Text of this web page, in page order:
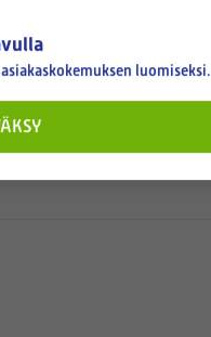
luomiseksi.